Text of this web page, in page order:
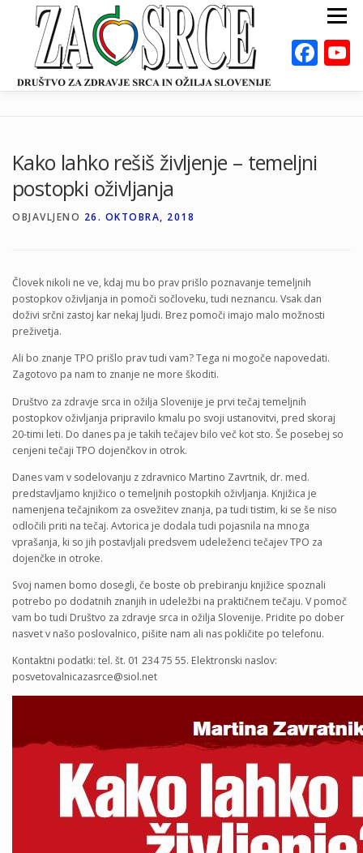
Preskoči
Meni
DEJAVNOSTI ODKLOP-I VAROVALNA ŽIVILA
DOGODKI
Kako lahko rešiš življenje – temeljni
postopki oživljanja
OBJAVLJENO 26. OKTOBRA, 2018
Človek nikoli ne ve, kdaj mu bo prav prišlo poznavanje temeljnih
postopkov oživljanja in pomoči sočloveku, tudi neznancu. Vsak dan
doživi srčni zastoj kar nekaj ljudi. Brez pomoči imajo malo možnosti
preživetja.
Ali bo znanje TPO prišlo prav tudi vam? Tega ni mogoče napovedati.
Zagotovo pa nam to znanje ne more škoditi.
Društvo za zdravje srca in ožilja Slovenije je prvi tečaj temeljnih
postopkov oživljanja pripravilo kmalu po svoji ustanovitvi, pred skoraj
20-timi leti. Do danes pa je takih tečajev bilo več kot sto. Še posebej so
cenjeni tečaji TPO dojenčkov in otrok.
Danes vam v sodelovanju z zdravnico Martino Zavrtnik, dr. med.
predstavljamo knjižico o temeljnih postopkih oživljanja. Knjižica je
namenjena tečajnikom za osvežitev znanja, pa tudi tistim, ki se še niso
odločili priti na tečaj. Avtorica je dodala tudi pojasnila na mnoga
vprašanja, ki so jih postavljali predsvem udeleženci tečajev TPO za
dojenčke in otroke.
Svoj namen bomo dosegli, če boste ob prebiranju knjižice spoznali
potrebo po dodatnih znanjih in udeležbi na praktičnem tečaju. V pomoč
vam bo tudi Društvo za zdravje srca in ožilja Slovenije. Pridite po dober
nasvet v našo poslovalnico, pišite nam ali nas pokličite po telefonu.
Kontaktni podatki: tel. št. 01 234 75 55. Elektronski naslov:
posvetovalnicazasrce@siol.net